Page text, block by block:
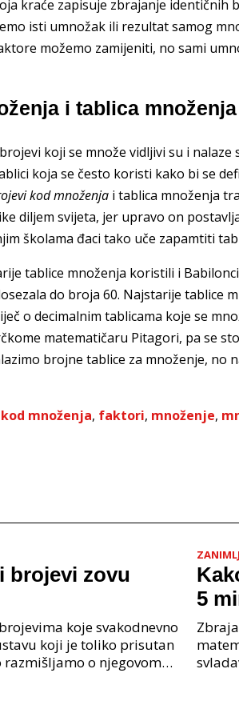
kraće zapisuje zbrajanje identičnih
isti umnožak ili rezultat samog
možemo zamijeniti, no sami
i tablica množenja
koji se množe vidljivi su i nalaze
koja se često koristi kako bi se
kod množenja i tablica množenja
diljem svijeta, jer upravo on
školama đaci tako uče zapamtiti
tablice množenja koristili i
do broja 60. Najstarije tablice
o decimalnim tablicama koje se
matematičaru Pitagori, pa se
brojne tablice za množenje, no
množenja, faktori, množenje,
brojevi zovu
koje svakodnevno
koji je toliko prisutan
o njegovom
5